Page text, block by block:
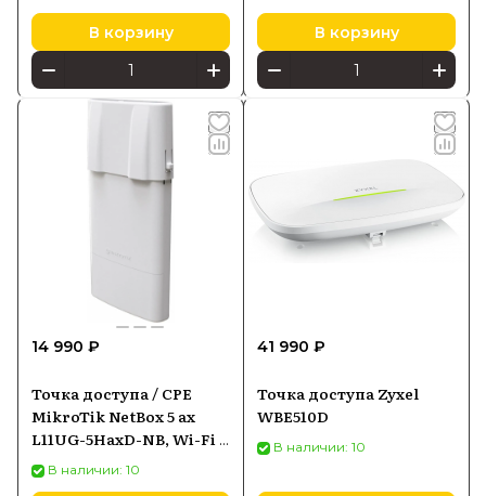
В корзину В корзину
14 990 ₽
Точка доступа / CPE
MikroTik NetBox 5 ax
L11UG-5HaxD-NB, Wi-Fi 6
5 ГГц, Gigabit Ethernet,
PoE-in, PoE-инжектор
В наличии: 10
41 990 ₽
Точка доступа Zyxel
WBE510D
В наличии: 10